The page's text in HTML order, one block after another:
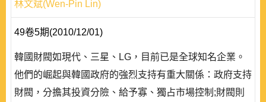
林文斌(Wen-Pin Lin)
49卷5期(2010/12/01)
韓國財閥如現代、三星、LG，目前已是全球知名企業。
他們的崛起與韓國政府的強烈支持有重大關係：政府支持
財閥，分擔其投資分險、給予寡、獨占市場控制;財閥則